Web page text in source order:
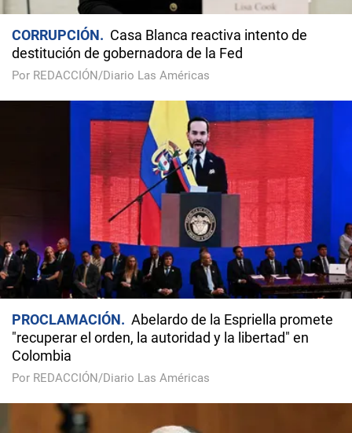
CORRUPCIÓN
Casa Blanca reactiva intento de
destitución de gobernadora de la Fed
Por REDACCIÓN/Diario Las Américas
PROCLAMACIÓN
Abelardo de la Espriella promete
"recuperar el orden, la autoridad y la libertad" en
Colombia
Por REDACCIÓN/Diario Las Américas